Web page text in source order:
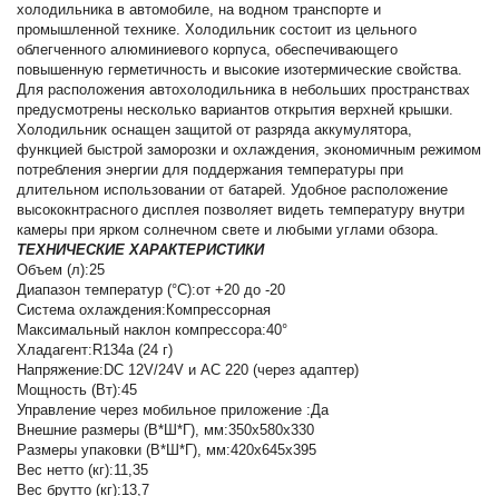
холодильника в автомобиле, на водном транспорте и
промышленной технике. Холодильник состоит из цельного
облегченного алюминиевого корпуса, обеспечивающего
повышенную герметичность и высокие изотермические свойства.
Для расположения автохолодильника в небольших пространствах
предусмотрены несколько вариантов открытия верхней крышки.
Холодильник оснащен защитой от разряда аккумулятора,
функцией быстрой заморозки и охлаждения, экономичным режимом
потребления энергии для поддержания температуры при
длительном использовании от батарей. Удобное расположение
высококнтрасного дисплея позволяет видеть температуру внутри
камеры при ярком солнечном свете и любыми углами обзора.
ТЕХНИЧЕСКИЕ ХАРАКТЕРИСТИКИ
Объем (л):25
Диапазон температур (°C):от +20 до -20
Система охлаждения:Компрессорная
Максимальный наклон компрессора:40°
Хладагент:R134a (24 г)
Напряжение:DC 12V/24V и AC 220 (через адаптер)
Мощность (Вт):45
Управление через мобильное приложение :Да
Внешние размеры (В*Ш*Г), мм:350х580х330
Размеры упаковки (В*Ш*Г), мм:420х645х395
Вес нетто (кг):11,35
Вес брутто (кг):13,7